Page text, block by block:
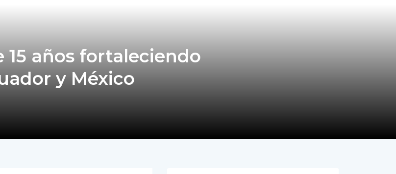
15 años fortaleciendo
y México